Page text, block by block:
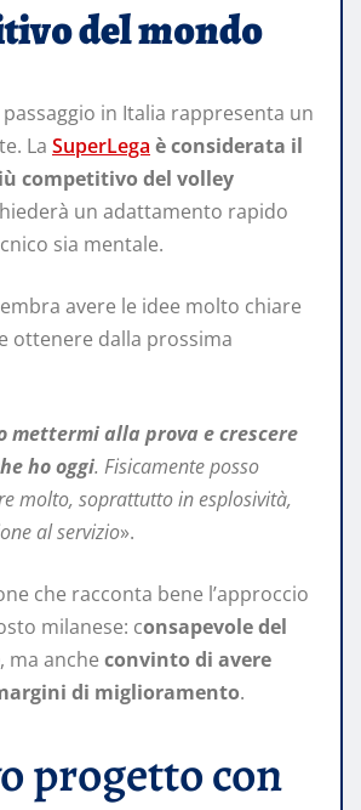
del mondo
in Italia rappresenta un
La SuperLega è considerata il
competitivo del volley
un adattamento rapido
sia mentale.
avere le idee molto chiare
ottenere dalla prossima
mettermi alla prova e crescere
ho oggi. Fisicamente posso
molto, soprattutto in esplosività,
al servizio».
che racconta bene l’approccio
milanese: consapevole del
, ma anche convinto di avere
di miglioramento.
progetto con